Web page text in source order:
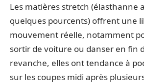
Les matières stretch (élasthanne
quelques pourcents) offrent une
mouvement réelle, notamment
sortir de voiture ou danser en fin
revanche, elles ont tendance à
sur les coupes midi après